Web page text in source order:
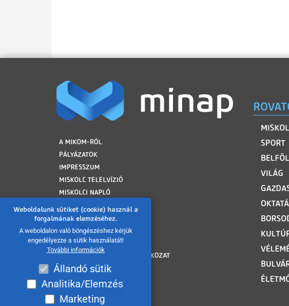
Weboldalunk sütiket (cookie) használ a
forgalmának elemzéséhez.
A weboldalon való böngészéshez kérjük
engedélyezze a sütik használatát!
További információk
Állandó sütik
Analitika/Elemzés
Marketing
LÁBLÉC
A MIKOM-RÓL
PÁLYÁZATOK
IMPRESSZUM
MISKOLC TELELVÍZIÓ
MISKOLCI NAPLÓ
FELHASZNÁLÁSI FELTÉTELEK
ADATVÉDELMI TÁJÉKOZTATÓ
SÜTI TÁJÉKOZTATÓ
AKADÁLYMENTESÍTÉSI NYILATKOZAT
KÖZÉRDEKŰ ADATOK
KÖZADATKERESŐ
SPORT
VILÁG